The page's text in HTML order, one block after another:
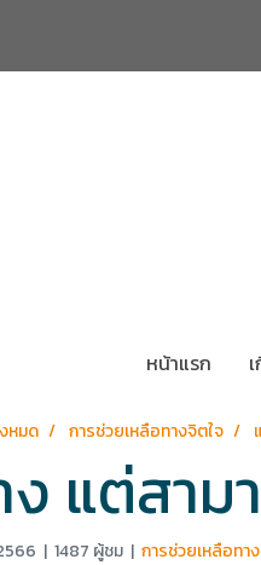
หน้าแรก
หมด การช่วยเหลือทางจิตใจ
แต่สาม
| 1487 ผู้ชม | การช่วยเหลือทา